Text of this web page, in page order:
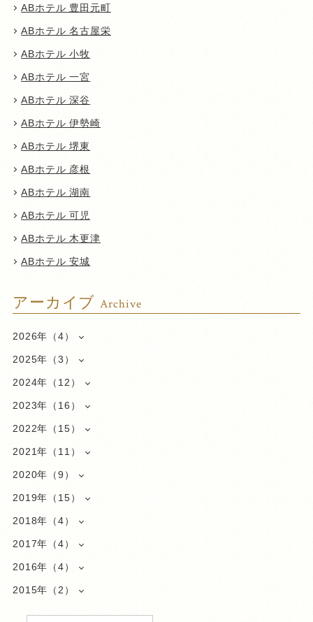
ABホテル 豊田元町
ABホテル 名古屋栄
ABホテル 小牧
ABホテル 一宮
ABホテル 深谷
ABホテル 伊勢崎
ABホテル 堺東
ABホテル 彦根
ABホテル 湖南
ABホテル 可児
ABホテル 木更津
ABホテル 安城
アーカイブ Archive
2026年（4）
2025年（3）
2024年（12）
2023年（16）
2022年（15）
2021年（11）
2020年（9）
2019年（15）
2018年（4）
2017年（4）
2016年（4）
2015年（2）